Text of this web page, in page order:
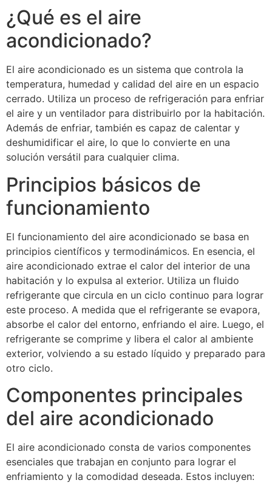
¿Qué es el aire
acondicionado?
El aire acondicionado es un sistema que controla la
temperatura, humedad y calidad del aire en un espacio
cerrado. Utiliza un proceso de refrigeración para enfriar
el aire y un ventilador para distribuirlo por la habitación.
Además de enfriar, también es capaz de calentar y
deshumidificar el aire, lo que lo convierte en una
solución versátil para cualquier clima.
Principios básicos de
funcionamiento
El funcionamiento del aire acondicionado se basa en
principios científicos y termodinámicos. En esencia, el
aire acondicionado extrae el calor del interior de una
habitación y lo expulsa al exterior. Utiliza un fluido
refrigerante que circula en un ciclo continuo para lograr
este proceso. A medida que el refrigerante se evapora,
absorbe el calor del entorno, enfriando el aire. Luego, el
refrigerante se comprime y libera el calor al ambiente
exterior, volviendo a su estado líquido y preparado para
otro ciclo.
Componentes principales
del aire acondicionado
El aire acondicionado consta de varios componentes
esenciales que trabajan en conjunto para lograr el
enfriamiento y la comodidad deseada. Estos incluyen: